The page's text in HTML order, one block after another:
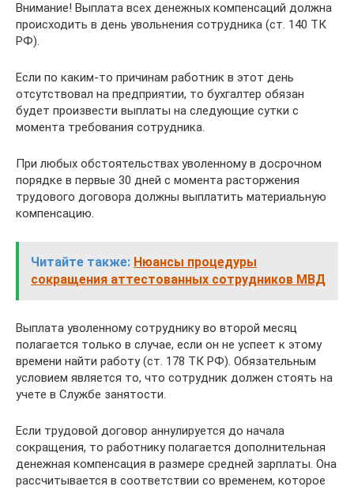
Внимание! Выплата всех денежных компенсаций должна
происходить в день увольнения сотрудника (ст. 140 ТК
РФ).
Если по каким-то причинам работник в этот день
отсутствовал на предприятии, то бухгалтер обязан
будет произвести выплаты на следующие сутки с
момента требования сотрудника.
При любых обстоятельствах уволенному в досрочном
порядке в первые 30 дней с момента расторжения
трудового договора должны выплатить материальную
компенсацию.
Читайте также: Нюансы процедуры
сокращения аттестованных сотрудников МВД
Выплата уволенному сотруднику во второй месяц
полагается только в случае, если он не успеет к этому
времени найти работу (ст. 178 ТК РФ). Обязательным
условием является то, что сотрудник должен стоять на
учете в Службе занятости.
Если трудовой договор аннулируется до начала
сокращения, то работнику полагается дополнительная
денежная компенсация в размере средней зарплаты. Она
рассчитывается в соответствии со временем, которое